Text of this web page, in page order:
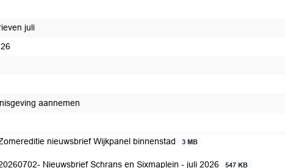
juli
aannemen
nieuwsbrief Wijkpanel binnenstad 3 MB
Nieuwsbrief Schrans en Sixmaplein - juli 2026 547 KB